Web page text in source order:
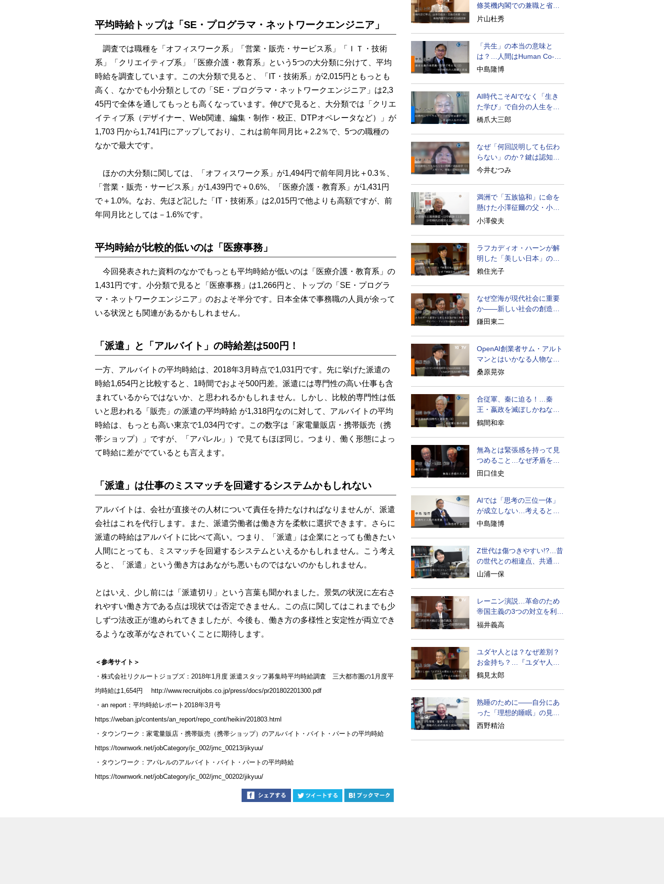
平均時給トップは「SE・プログラマ・ネットワークエンジニア」
調査では職種を「オフィスワーク系」「営業・販売・サービス系」「ＩＴ・技術
系」「クリエイティブ系」「医療介護・教育系」という5つの大分類に分けて、平均
時給を調査しています。この大分類で見ると、「IT・技術系」が2,015円ともっとも
高く、なかでも小分類としての「SE・プログラマ・ネットワークエンジニア」は2,3
45円で全体を通してもっとも高くなっています。伸びで見ると、大分類では「クリエ
イティブ系（デザイナー、Web関連、編集・制作・校正、DTPオペレータなど）」が
1,703 円から1,741円にアップしており、これは前年同月比＋2.2％で、5つの職種の
なかで最大です。
ほかの大分類に関しては、「オフィスワーク系」が1,494円で前年同月比＋0.3％、
「営業・販売・サービス系」が1,439円で＋0.6%、「医療介護・教育系」が1,431円
で＋1.0%。なお、先ほど記した「IT・技術系」は2,015円で他よりも高額ですが、前
年同月比としては－1.6%です。
平均時給が比較的低いのは「医療事務」
今回発表された資料のなかでもっとも平均時給が低いのは「医療介護・教育系」の
1,431円です。小分類で見ると「医療事務」は1,266円と、トップの「SE・プログラ
マ・ネットワークエンジニア」のおよそ半分です。日本全体で事務職の人員が余って
いる状況とも関連があるかもしれません。
「派遣」と「アルバイト」の時給差は500円！
一方、アルバイトの平均時給は、2018年3月時点で1,031円です。先に挙げた派遣の
時給1,654円と比較すると、1時間でおよそ500円差。派遣には専門性の高い仕事も含
まれているからではないか、と思われるかもしれません。しかし、比較的専門性は低
いと思われる「販売」の派遣の平均時給 が1,318円なのに対して、アルバイトの平均
時給は、もっとも高い東京で1,034円です。この数字は「家電量販店・携帯販売（携
帯ショップ）」ですが、「アパレル」）で見てもほぼ同じ。つまり、働く形態によっ
て時給に差がでているとも言えます。
「派遣」は仕事のミスマッチを回避するシステムかもしれない
アルバイトは、会社が直接その人材について責任を持たなければなりませんが、派遣
会社はこれを代行します。また、派遣労働者は働き方を柔軟に選択できます。さらに
派遣の時給はアルバイトに比べて高い。つまり、「派遣」は企業にとっても働きたい
人間にとっても、ミスマッチを回避するシステムといえるかもしれません。こう考え
ると、「派遣」という働き方はあながち悪いものではないのかもしれません。
とはいえ、少し前には「派遣切り」という言葉も聞かれました。景気の状況に左右さ
れやすい働き方である点は現状では否定できません。この点に関してはこれまでも少
しずつ法改正が進められてきましたが、今後も、働き方の多様性と安定性が両立でき
るような改革がなされていくことに期待します。
＜参考サイト＞
・株式会社リクルートジョブズ：2018年1月度 派遣スタッフ募集時平均時給調査 三大都市圏の1月度平
均時給は1,654円 http://www.recruitjobs.co.jp/press/docs/pr201802201300.pdf
・an report：平均時給レポート2018年3月号
https://weban.jp/contents/an_report/repo_cont/heikin/201803.html
・タウンワーク：家電量販店・携帯販売（携帯ショップ）のアルバイト・バイト・パートの平均時給
https://townwork.net/jobCategory/jc_002/jmc_00213/jikyuu/
・タウンワーク：アパレルのアルバイト・バイト・パートの平均時給
https://townwork.net/jobCategory/jc_002/jmc_00202/jikyuu/
條英機内閣での兼職と省庁
再編
片山杜秀
「共生」の本当の意味と
は？…人間はHuman Co-
becoming
中島隆博
AI時代こそAIでなく「生き
た学び」で自分の人生を膨
らませる
橋爪大三郎
なぜ「何回説明しても伝わ
らない」のか？鍵は認知の
仕組み
今井むつみ
満洲で「五族協和」に命を
懸けた小澤征爾の父・小澤
開作
小澤俊夫
ラフカディオ・ハーンが解
明した「美しい日本」の秘
密と未来
賴住光子
なぜ空海が現代社会に重要
か――新しい社会の創造の
ために
鎌田東二
OpenAI創業者サム・アルト
マンとはいかなる人物なの
か
桑原晃弥
合従軍、秦に迫る！…秦
王・嬴政を滅ぼしかねなか
った激戦の史実
鶴間和幸
無為とは緊張感を持って見
つめること…なぜ矛盾を大
歓迎すべきか
田口佳史
AIでは「思考の三位一体」
が成立しない…考えると
は？
中島隆博
Z世代は傷つきやすい!?…昔
の世代との相違点、共通点
とは
山浦一保
レーニン演説…革命のため
帝国主義の3つの対立を利用
せよ
福井義高
ユダヤ人とは？なぜ差別？
お金持ち？…『ユダヤ人の
歴史』に学ぶ
鶴見太郎
熟睡のために――自分にあ
った「理想的睡眠」の見つ
け方
西野精治